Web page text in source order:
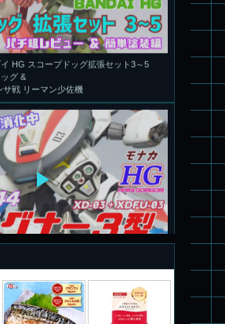
ッグ &
サ戦 リーマン少佐機
イ 1/144 ドラグナー3型